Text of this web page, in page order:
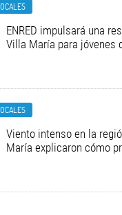
ENRED impulsará una
Villa María para jóvenes
Viento intenso en la
María explicaron cómo